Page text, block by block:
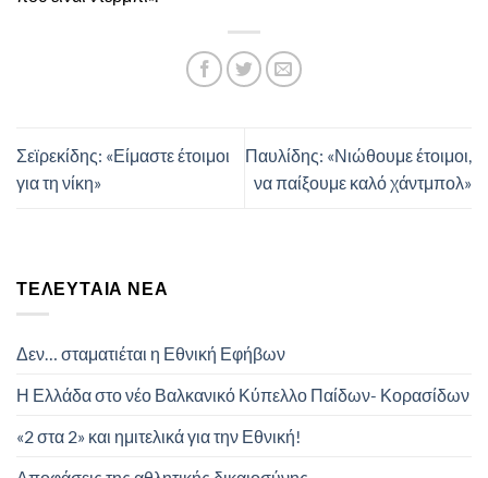
Σεϊρεκίδης: «Είμαστε έτοιμοι
για τη νίκη»
Παυλίδης: «Νιώθουμε έτοιμοι,
να παίξουμε καλό χάντμπολ»
ΤΕΛΕΥΤΑΊΑ ΝΈΑ
Δεν… σταματιέται η Εθνική Εφήβων
Η Ελλάδα στο νέο Βαλκανικό Κύπελλο Παίδων- Κορασίδων
«2 στα 2» και ημιτελικά για την Εθνική!